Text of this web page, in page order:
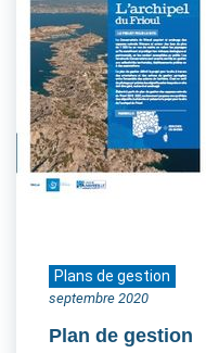
Plans de gestion
septembre 2020
Plan de gestion